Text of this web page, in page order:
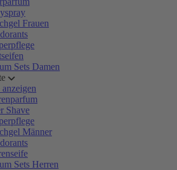
Frauen
Sets Damen
Shave
Männer
Sets Herren